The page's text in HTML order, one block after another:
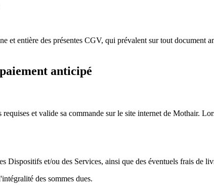
et entière des présentes CGV, qui prévalent sur tout document
anticipé
et valide sa commande sur le site internet de Mothair.
et/ou des Services, ainsi que des éventuels frais de
des sommes dues.